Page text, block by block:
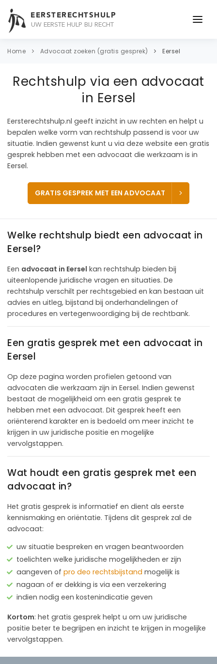
EERSTERECHTSHULP
UW EERSTE HULP BIJ RECHT
ONDERWERPEN
CONTACT
Home Advocaat zoeken (gratis gesprek) Eersel
Rechtshulp via een advocaat
in Eersel
Eersterechtshulp.nl geeft inzicht in uw rechten en helpt u
bepalen welke vorm van rechtshulp passend is voor uw
situatie. Indien gewenst kunt u via deze website een gratis
gesprek hebben met een advocaat die werkzaam is in
Eersel.
GRATIS GESPREK MET EEN ADVOCAAT
Welke rechtshulp biedt een advocaat in
Eersel?
Een advocaat in Eersel kan rechtshulp bieden bij
uiteenlopende juridische vragen en situaties. De
rechtshulp verschilt per rechtsgebied en kan bestaan uit
advies en uitleg, bijstand bij onderhandelingen of
procedures en vertegenwoordiging bij de rechtbank.
Een gratis gesprek met een advocaat in
Eersel
Op deze pagina worden profielen getoond van
advocaten die werkzaam zijn in Eersel. Indien gewenst
bestaat de mogelijkheid om een gratis gesprek te
hebben met een advocaat. Dit gesprek heeft een
oriënterend karakter en is bedoeld om meer inzicht te
krijgen in uw juridische positie en mogelijke
vervolgstappen.
Wat houdt een gratis gesprek met een
advocaat in?
Het gratis gesprek is informatief en dient als eerste
kennismaking en oriëntatie. Tijdens dit gesprek zal de
advocaat:
uw situatie bespreken en vragen beantwoorden
toelichten welke juridische mogelijkheden er zijn
aangeven of pro deo rechtsbijstand mogelijk is
nagaan of er dekking is via een verzekering
indien nodig een kostenindicatie geven
Kortom: het gratis gesprek helpt u om uw juridische
positie beter te begrijpen en inzicht te krijgen in mogelijke
vervolgstappen.